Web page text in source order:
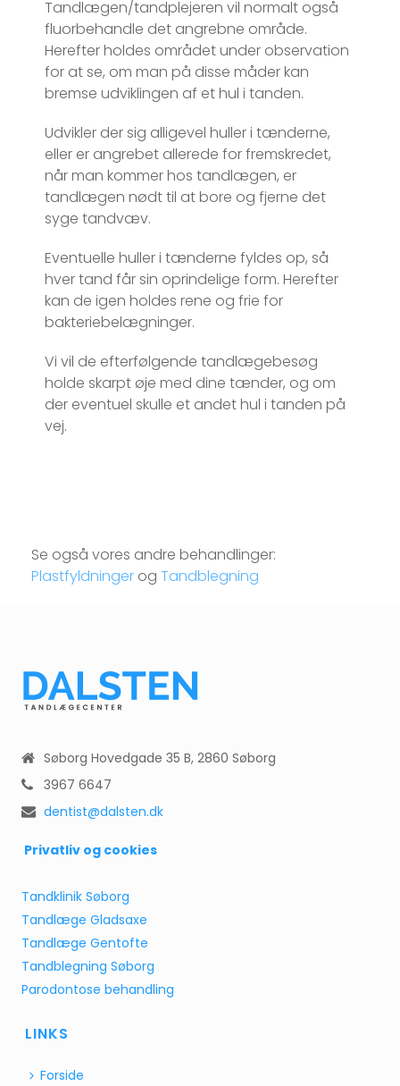
Tandlægen/tandplejeren vil normalt også
fluorbehandle det angrebne område.
Herefter holdes området under observation
for at se, om man på disse måder kan
bremse udviklingen af et hul i tanden.
Udvikler der sig alligevel huller i tænderne,
eller er angrebet allerede for fremskredet,
når man kommer hos tandlægen, er
tandlægen nødt til at bore og fjerne det
syge tandvæv.
Eventuelle huller i tænderne fyldes op, så
hver tand får sin oprindelige form. Herefter
kan de igen holdes rene og frie for
bakteriebelægninger.
Vi vil de efterfølgende tandlægebesøg
holde skarpt øje med dine tænder, og om
der eventuel skulle et andet hul i tanden på
vej.
Se også vores andre behandlinger:
Plastfyldninger og Tandblegning
Søborg Hovedgade 35 B, 2860 Søborg
3967 6647
dentist@dalsten.dk
Privatliv og cookies
Tandklinik Søborg
Tandlæge Gladsaxe
Tandlæge Gentofte
Tandblegning Søborg
Parodontose behandling
LINKS
Forside